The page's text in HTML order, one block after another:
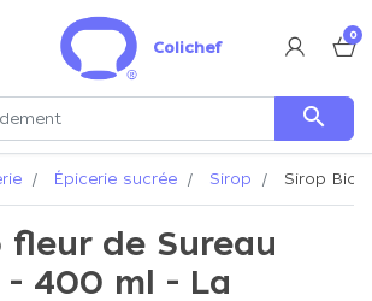
Colichef
0
search
Épicerie sucrée Sirop Sirop Bio
fleur de Sureau
- 400 ml - La